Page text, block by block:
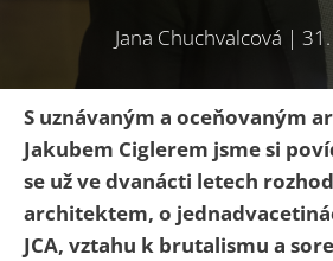
Jana Chuchvalcová |
S uznávaným a oceňovaným
Jakubem Ciglerem jsme si
se už ve dvanácti letech
architektem, o
JCA, vztahu k brutalismu a